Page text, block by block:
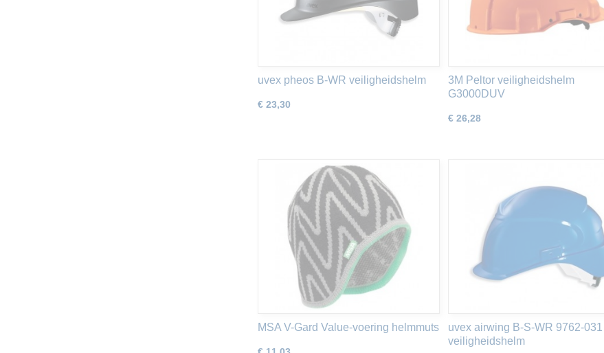
uvex pheos B-WR veiligheidshelm
€ 23,30
3M Peltor veiligheidshelm
G3000DUV
€ 26,28
MSA V-Gard Value-voering helmmuts
uvex airwing B-S-WR 9762-031
veiligheidshelm